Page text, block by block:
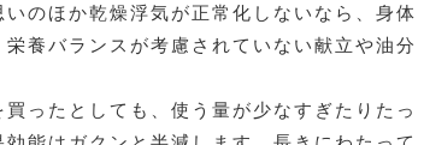
のほか乾燥浮気が正常化しないなら、身体
養バランスが考慮されていない献立や油分
ったとしても、使う量が少なすぎたりたっ